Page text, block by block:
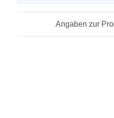
Angaben zur